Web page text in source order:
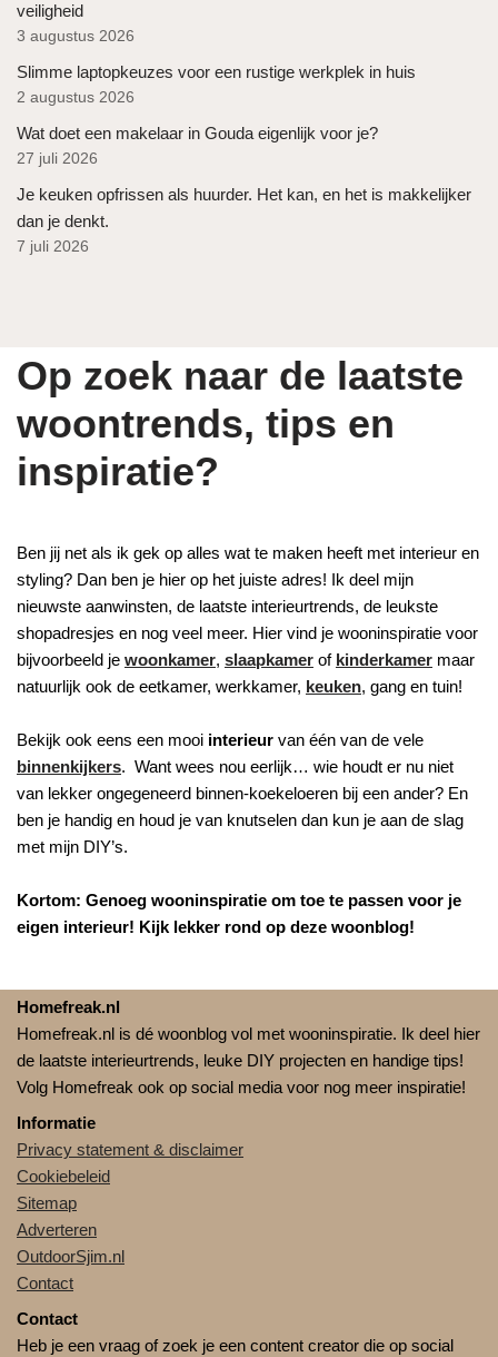
veiligheid
3 augustus 2026
Slimme laptopkeuzes voor een rustige werkplek in huis
2 augustus 2026
Wat doet een makelaar in Gouda eigenlijk voor je?
27 juli 2026
Je keuken opfrissen als huurder. Het kan, en het is makkelijker
dan je denkt.
7 juli 2026
Op zoek naar de laatste
woontrends, tips en
inspiratie?
Ben jij net als ik gek op alles wat te maken heeft met interieur en
styling? Dan ben je hier op het juiste adres! Ik deel mijn
nieuwste aanwinsten, de laatste interieurtrends, de leukste
shopadresjes en nog veel meer. Hier vind je wooninspiratie voor
bijvoorbeeld je woonkamer, slaapkamer of kinderkamer maar
natuurlijk ook de eetkamer, werkkamer, keuken, gang en tuin!
Bekijk ook eens een mooi interieur van één van de vele
binnenkijkers. Want wees nou eerlijk… wie houdt er nu niet
van lekker ongegeneerd binnen-koekeloeren bij een ander? En
ben je handig en houd je van knutselen dan kun je aan de slag
met mijn DIY’s.
Kortom: Genoeg wooninspiratie om toe te passen voor je
eigen interieur! Kijk lekker rond op deze woonblog!
Homefreak.nl
Homefreak.nl is dé woonblog vol met wooninspiratie. Ik deel hier
de laatste interieurtrends, leuke DIY projecten en handige tips!
Volg Homefreak ook op social media voor nog meer inspiratie!
Informatie
Privacy statement & disclaimer
Cookiebeleid
Sitemap
Adverteren
OutdoorSjim.nl
Contact
Contact
Heb je een vraag of zoek je een content creator die op social